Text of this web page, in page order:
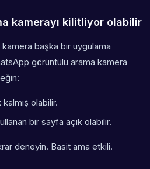
kamerayı kilitliyor olabilir
başka bir uygulama
görüntülü arama kamera
olabilir.
bir sayfa açık olabilir.
deneyin. Basit ama etkili.